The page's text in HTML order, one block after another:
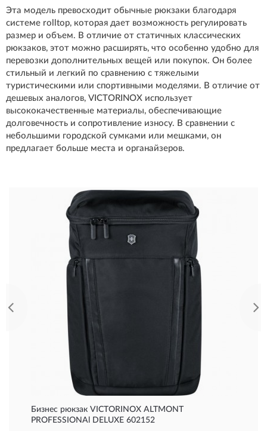
Эта модель превосходит обычные рюкзаки благодаря
системе rolltop, которая дает возможность регулировать
размер и объем. В отличие от статичных классических
рюкзаков, этот можно расширять, что особенно удобно для
перевозки дополнительных вещей или покупок. Он более
стильный и легкий по сравнению с тяжелыми
туристическими или спортивными моделями. В отличие от
дешевых аналогов, VICTORINOX использует
высококачественные материалы, обеспечивающие
долговечность и сопротивление износу. В сравнении с
небольшими городской сумками или мешками, он
предлагает больше места и органайзеров.
Бизнес рюкзак VICTORINOX ALTMONT
PROFESSIONAl DELUXE 602152